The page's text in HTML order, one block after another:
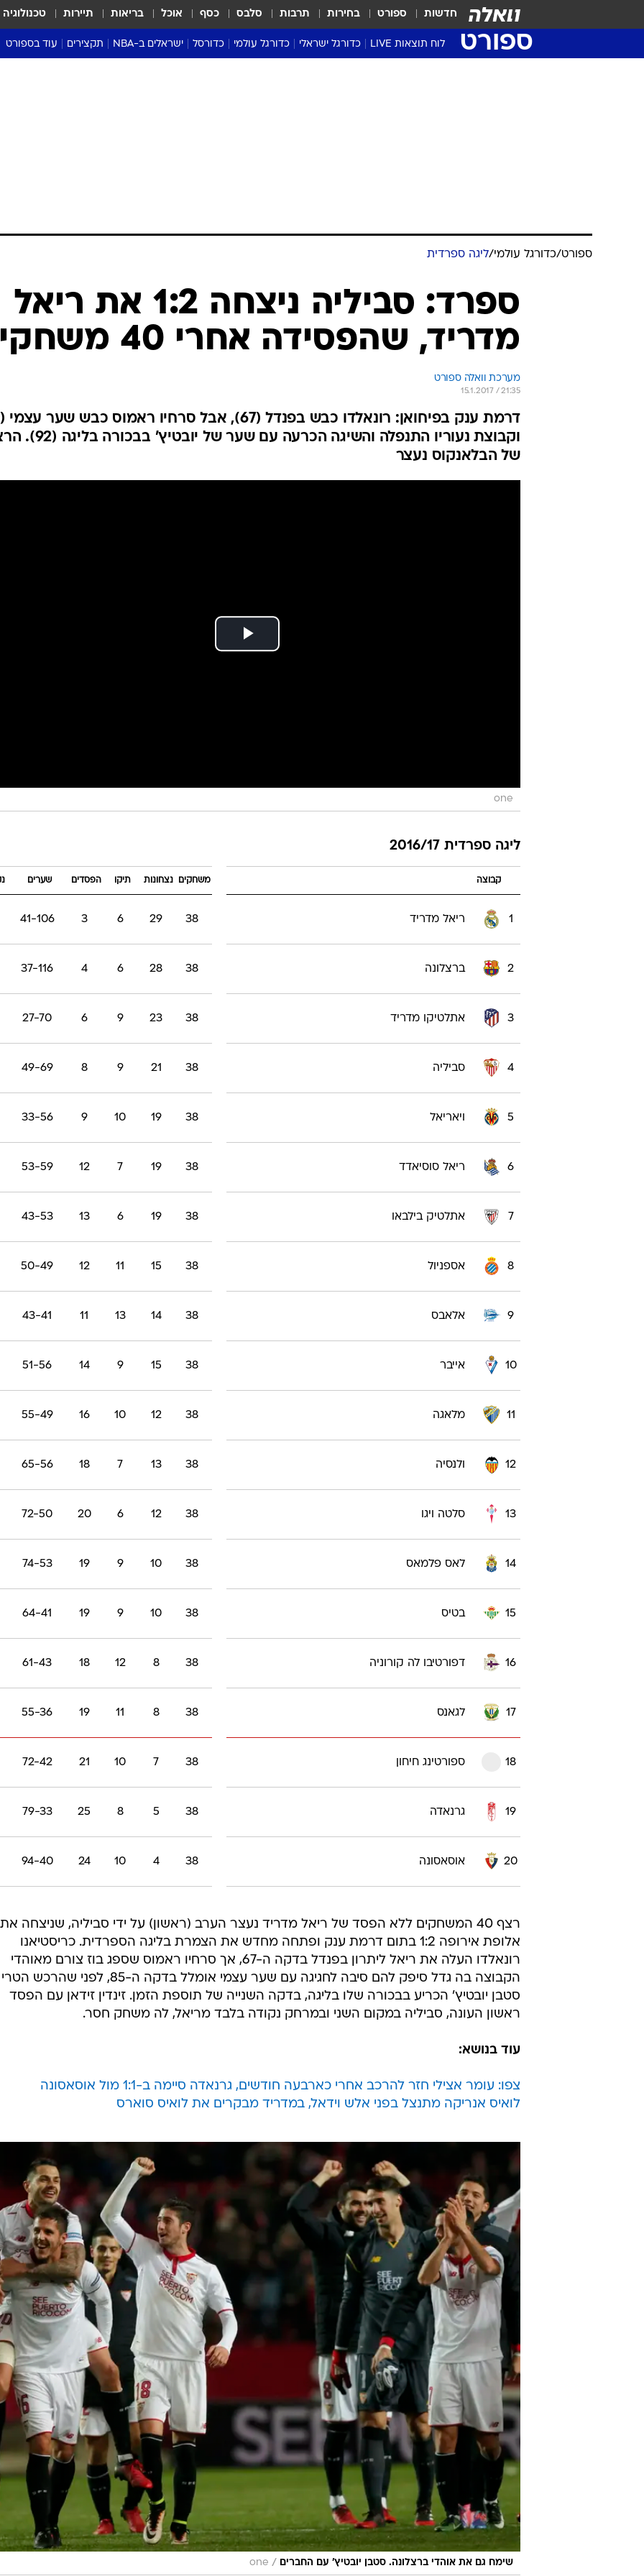
חדשות ספורט בחירות תרבות סלבס כסף אוכל בריאות תיירות טכנולוגיה
ספורט לוח תוצאות LIVE כדורגל ישראלי כדורגל עולמי כדורסל ישראלים ב-NBA תקצירים עוד בספורט
פוקר
ענפים נוספים
לוח שידורים
כתבו לנו
ספורט/כדורגל עולמי/ליגה ספרדית
ספרד: סביליה ניצחה 1:2 את ריאל
מדריד, שהפסידה אחרי 40 משחקים
מערכת וואלה ספורט
15.1.2017 / 21:35
וקבוצת נעוריו התנפלה והשיגה הכרעה עם שער של
של הבלאנקוס נעצר
one
ליגה ספרדית 2016/17
קבוצה משחקים נצחונות תיקו הפסדים שערים
1 ריאל מדריד 38
29
6
3
41-106
2 ברצלונה 38
28
6
4
37-116
3 אתלטיקו מדריד 38
23
9
6
27-70
4 סביליה 38
21
9
8
49-69
5 ויאריאל 38
19
10
9
33-56
6 ריאל סוסיאדד 38
19
7
12
53-59
7 אתלטיק בילבאו 38
19
6
13
43-53
8 אספניול 38
15
11
12
50-49
9 אלאבס 38
14
13
11
43-41
10 אייבר 38
15
9
14
51-56
11 מלאגה 38
12
10
16
55-49
12 ולנסיה 38
13
7
18
65-56
13 סלטה ויגו 38
12
6
20
72-50
14 לאס פלמאס 38
10
9
19
74-53
15 בטיס 38
10
9
19
64-41
16 דפורטיבו לה קורוניה 38
8
12
18
61-43
17 לגאנס 38
8
11
19
55-36
18 ספורטינג חיחון 38
7
10
21
72-42
19 גרנאדה 38
5
8
25
79-33
20 אוסאסונה 38
4
10
24
94-40
רצף 40 המשחקים ללא הפסד של ריאל מדריד נעצר הערב (ראשון) על ידי סביליה, שניצחה את
אלופת אירופה 1:2 בתום דרמת ענק ופתחה מחדש את הצמרת בליגה הספרדית. כריסטיאנו
רונאלדו העלה את ריאל ליתרון בפנדל בדקה ה-67, אך סרחיו ראמוס שספג בוז צורם מאוהדי
הקבוצה בה גדל סיפק להם סיבה לחגיגה עם שער עצמי אומלל בדקה ה-85, לפני שהרכש הטרי
סטבן יובטיץ' הכריע בבכורה שלו בליגה, בדקה השנייה של תוספת הזמן. זינדין זידאן עם הפסד
ראשון העונה, סביליה במקום השני ובמרחק נקודה בלבד מריאל, לה משחק חסר.
עוד בנושא:
צפו: עומר אצילי חזר להרכב אחרי כארבעה חודשים, גרנאדה סיימה ב-1:1 מול אוסאסונה
לואיס אנריקה מתנצל בפני אלש וידאל, במדריד מבקרים את לואיס סוארס
שימח גם את אוהדי ברצלונה. סטבן יובטיץ' עם החברים /
one